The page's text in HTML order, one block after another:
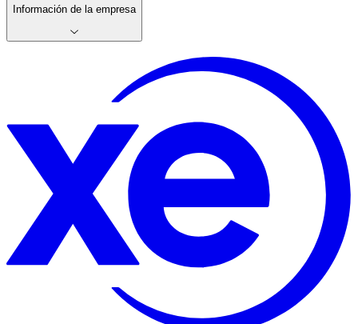
Información de la empresa